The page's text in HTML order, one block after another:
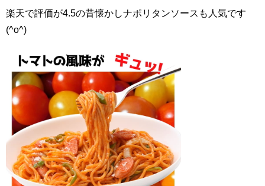
楽天で評価が4.5の昔懐かしナポリタンソースも人気です
(^o^)